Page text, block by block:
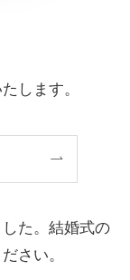
します。
た。結婚式の
さい。